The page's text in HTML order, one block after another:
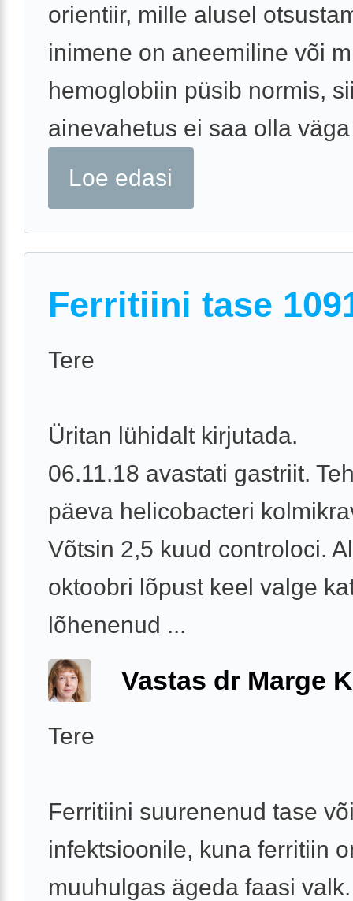
orientiir, mille alusel
inimene on aneemiline või
hemoglobiin püsib normis,
ainevahetus ei saa olla
Loe edasi
Ferritiini tase
Tere
Üritan lühidalt kirjutada.
06.11.18 avastati gastriit.
päeva helicobacteri
Võtsin 2,5 kuud controloci.
oktoobri lõpust keel valge
lõhenenud ...
Vastas dr Marge
Tere
Ferritiini suurenenud tase
infektsioonile, kuna ferritiin
muuhulgas ägeda faasi